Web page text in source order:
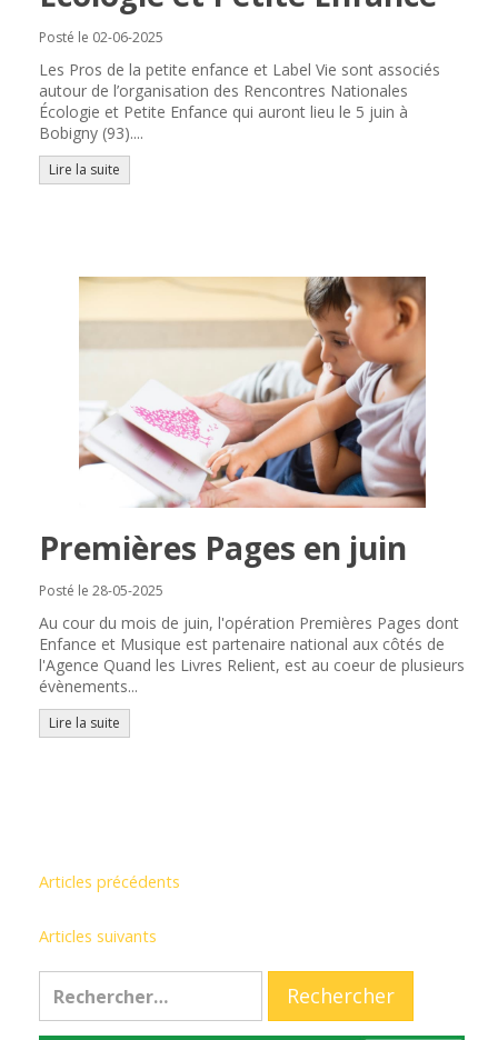
Posté le 02-06-2025
Les Pros de la petite enfance et Label Vie sont associés
autour de l’organisation des Rencontres Nationales
Écologie et Petite Enfance qui auront lieu le 5 juin à
Bobigny (93)....
Lire la suite
Premières Pages en juin
Posté le 28-05-2025
Au cour du mois de juin, l'opération Premières Pages dont
Enfance et Musique est partenaire national aux côtés de
l'Agence Quand les Livres Relient, est au coeur de plusieurs
évènements...
Lire la suite
Articles précédents
Articles suivants